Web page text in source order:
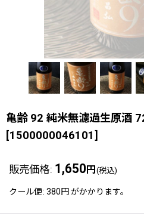
亀齢 92 純米無濾過生原酒
[1500000046101]
販売価格: 1,650 円 (税込)
クール便: 380円 がかかります。